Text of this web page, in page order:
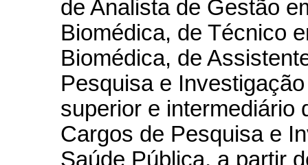
de Analista de Gestão
Biomédica, de Técnico
Biomédica, de
Pesquisa e
superior e intermediário
Cargos de Pesquisa e
Saúde Pública, a partir